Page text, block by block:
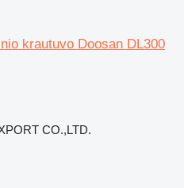
krautuvo Doosan DL300
CO.,LTD.